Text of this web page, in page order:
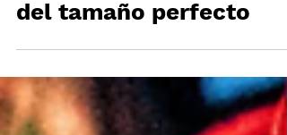
resuelve el dilema
del tamaño perfecto